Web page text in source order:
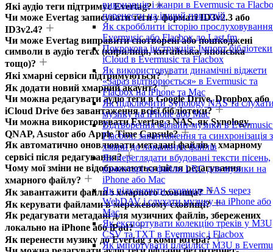
виконавців і жанри в Evermusic та
перенести на інший пристрій
Як скробблити історію
Evermusic або Flacbox до Last.fm
Покрокова інструкція: Імпорт бібліотеки
iCloud в Evermusic та Flacbox
Як використовувати динамічні віджети
«Зараз відтворюється» в Evermusic та
Flacbox на iPhone та Mac
Як підключити Synology NAS та
музику на iPhone або Mac
Відтворення офлайн-музики в Evermusic
Flacbox: завантаження та синхронізація з
хмари до локальних файлів
Як переглядати вбудовані тексти пісень,
коментарі та файли LRC для музики на
iPhone або Mac
Як підключити сховище NAS через
WebDAV і слухати музику на iPhone або
Mac
Як експортувати колекцію треків у
CSV та TXT в Evermusic і Flacbox
Як імпортувати плейлист M3U в
Які аудіо теги підтримує Evertag?
Чи може Evertag записувати теги у форматі ID3v2.3 або
ID3v2.4?
Чи може Evertag виправити спотворені або пошкоджені
символи в аудіо тегах (кирилиця, китайська, японська
тощо)?
Які хмарні сервіси підтримуються?
Як додати новий хмарний акаунт?
Чи можна редагувати аудіо теги в Google Drive, Dropbox або
iCloud Drive без завантаження всієї бібліотеки?
Чи можна використовувати Evertag з NAS, як Synology,
QNAP, Asustor або Apple Time Capsule?
Як автоматично оновлювати метадані файлів у хмарному
сервісі після редагування?
Чому мої зміни не відображаються після редагування
хмарного файлу?
Як завантажити файли з хмарного сховища?
Як керувати файлами в мережевому сховищі?
Як редагувати метадані для музичних файлів, збережених
локально на iPhone або iPad?
Як перенести музику до Evertag з комп’ютера?